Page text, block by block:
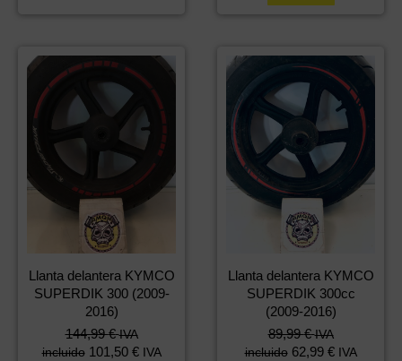
Llanta delantera KYMCO
SUPERDIK 300 (2009-
2016)
144,99€ IVA
incluido 101,50 € IVA
Llanta delantera KYMCO
SUPERDIK 300cc
(2009-2016)
89,99€ IVA
incluido 62,99 € IVA